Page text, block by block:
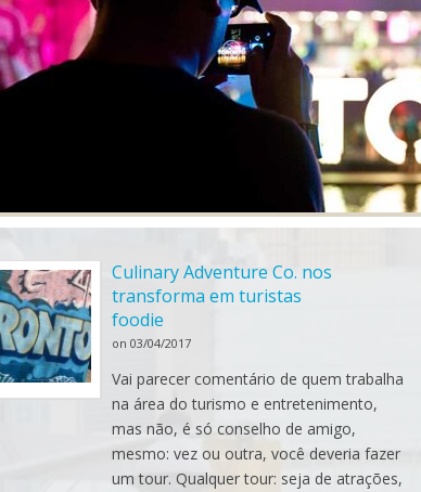
Culinary Adventure Co. nos
transforma em turistas
foodie
on03/04/2017
Vai parecer comentário de quem trabalha
na área do turismo e entretenimento,
mas não, é só conselho de amigo,
mesmo: vez ou outra, você deveria fazer
um tour. Qualquer tour: seja de atrações,